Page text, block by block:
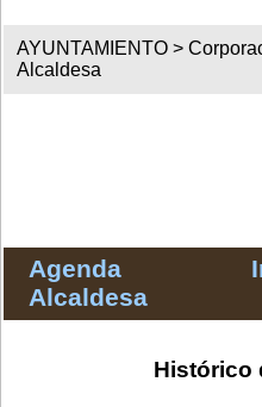
AYUNTAMIENTO >
Alcaldesa
Agenda
Alcaldesa
Histórico